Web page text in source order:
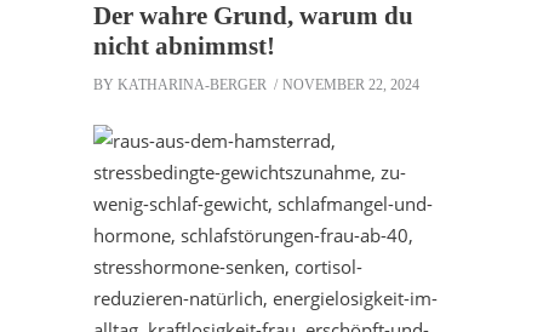
Der wahre Grund, warum du
nicht abnimmst!
BY KATHARINA-BERGER NOVEMBER 22, 2024